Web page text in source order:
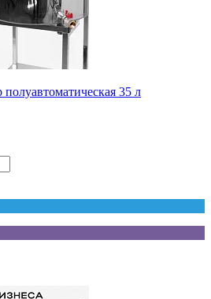
35 л